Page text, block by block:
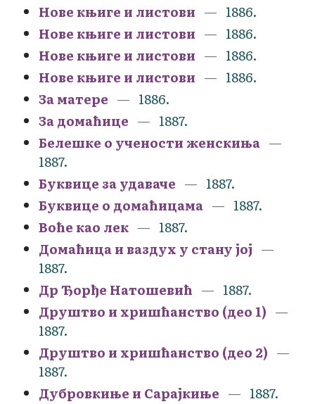
Нове књиге и листови
1886.
Нове књиге и листови
1886.
Нове књиге и листови
1886.
Нове књиге и листови
1886.
За матере
1886.
За домаћице
1887.
Белешке о учености женскиња
1887.
Буквице за удаваче
1887.
Буквице о домаћицама
1887.
Воће као лек
1887.
Домаћица и ваздух у стану јој
1887.
Др Ђорђе Натошевић
1887.
Друштво и хришћанство (део 1)
1887.
Друштво и хришћанство (део 2)
1887.
Дубровкиње и Сарајкиње
1887.